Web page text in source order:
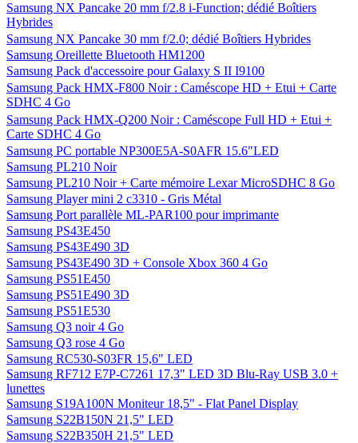
Samsung NX Pancake 20 mm f/2.8 i-Function; dédié Boîtiers
Hybrides
Samsung NX Pancake 30 mm f/2.0; dédié Boîtiers Hybrides
Samsung Oreillette Bluetooth HM1200
Samsung Pack d'accessoire pour Galaxy S II I9100
Samsung Pack HMX-F800 Noir : Caméscope HD + Etui + Carte
SDHC 4 Go
Samsung Pack HMX-Q200 Noir : Caméscope Full HD + Etui +
Carte SDHC 4 Go
Samsung PC portable NP300E5A-S0AFR 15.6"LED
Samsung PL210 Noir
Samsung PL210 Noir + Carte mémoire Lexar MicroSDHC 8 Go
Samsung Player mini 2 c3310 - Gris Métal
Samsung Port parallèle ML-PAR100 pour imprimante
Samsung PS43E450
Samsung PS43E490 3D
Samsung PS43E490 3D + Console Xbox 360 4 Go
Samsung PS51E450
Samsung PS51E490 3D
Samsung PS51E530
Samsung Q3 noir 4 Go
Samsung Q3 rose 4 Go
Samsung RC530-S03FR 15,6" LED
Samsung RF712 E7P-C7261 17,3" LED 3D Blu-Ray USB 3.0 +
lunettes
Samsung S19A100N Moniteur 18,5" - Flat Panel Display
Samsung S22B150N 21,5" LED
Samsung S22B350H 21,5" LED